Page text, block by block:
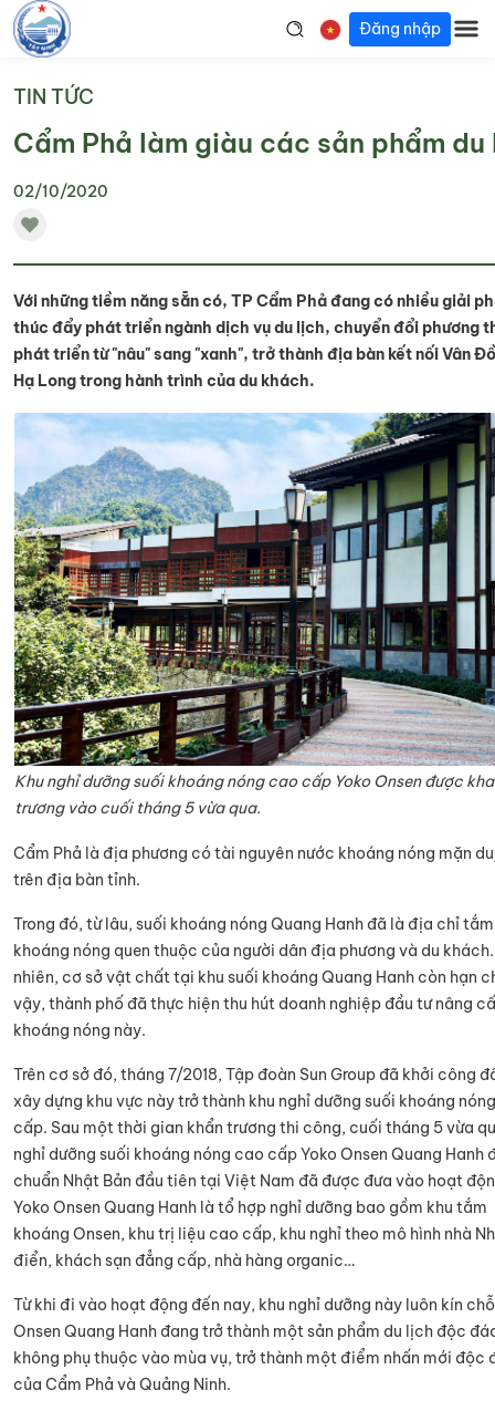
Đăng nhập
TIN TỨC
Cẩm Phả làm giàu các sản phẩm du
02/10/2020
Với những tiềm năng sẵn có, TP Cẩm Phả đang có nhiều giải
thúc đẩy phát triển ngành dịch vụ du lịch, chuyển đổi phương
phát triển từ "nâu" sang "xanh", trở thành địa bàn kết nối Vân
Hạ Long trong hành trình của du khách.
Khu nghỉ dưỡng suối khoáng nóng cao cấp Yoko Onsen được
trương vào cuối tháng 5 vừa qua.
Cẩm Phả là địa phương có tài nguyên nước khoáng nóng mặn
trên địa bàn tỉnh.
Trong đó, từ lâu, suối khoáng nóng Quang Hanh đã là địa chỉ tắm
khoáng nóng quen thuộc của người dân địa phương và du
nhiên, cơ sở vật chất tại khu suối khoáng Quang Hanh còn hạn
vậy, thành phố đã thực hiện thu hút doanh nghiệp đầu tư nâng
khoáng nóng này.
Trên cơ sở đó, tháng 7/2018, Tập đoàn Sun Group đã khởi công
xây dựng khu vực này trở thành khu nghỉ dưỡng suối khoáng
cấp. Sau một thời gian khẩn trương thi công, cuối tháng 5 vừa
nghỉ dưỡng suối khoáng nóng cao cấp Yoko Onsen Quang Hanh
chuẩn Nhật Bản đầu tiên tại Việt Nam đã được đưa vào hoạt
Yoko Onsen Quang Hanh là tổ hợp nghỉ dưỡng bao gồm khu tắm
khoáng Onsen, khu trị liệu cao cấp, khu nghỉ theo mô hình nhà
điển, khách sạn đẳng cấp, nhà hàng organic…
Từ khi đi vào hoạt động đến nay, khu nghỉ dưỡng này luôn kín
Onsen Quang Hanh đang trở thành một sản phẩm du lịch độc
không phụ thuộc vào mùa vụ, trở thành một điểm nhấn mới độc
của Cẩm Phả và Quảng Ninh.